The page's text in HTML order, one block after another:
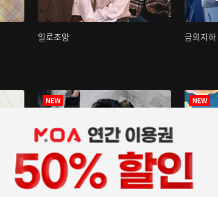
일로조양 금의지하